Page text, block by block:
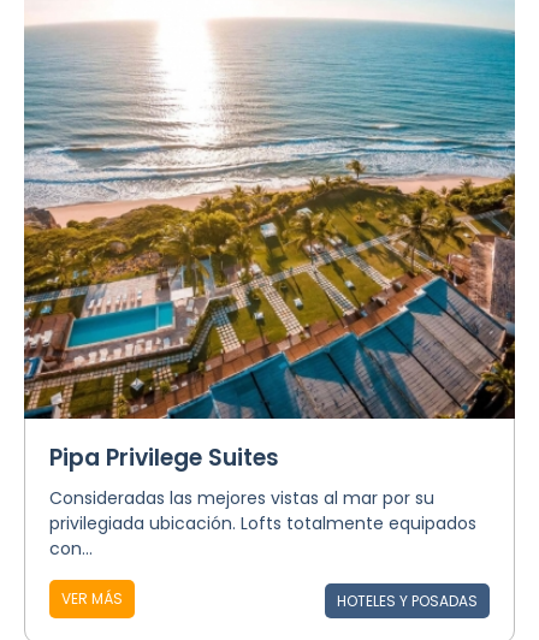
Pipa Privilege Suites
Consideradas las mejores vistas al mar por su
privilegiada ubicación. Lofts totalmente equipados
con...
VER MÁS HOTELES Y POSADAS